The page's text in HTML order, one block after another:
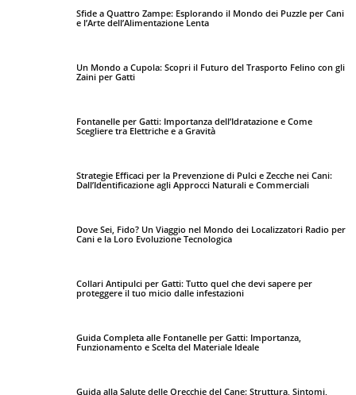
Sfide a Quattro Zampe: Esplorando il Mondo dei Puzzle per Cani
e l’Arte dell’Alimentazione Lenta
Un Mondo a Cupola: Scopri il Futuro del Trasporto Felino con gli
Zaini per Gatti
Fontanelle per Gatti: Importanza dell’Idratazione e Come
Scegliere tra Elettriche e a Gravità
Strategie Efficaci per la Prevenzione di Pulci e Zecche nei Cani:
Dall’Identificazione agli Approcci Naturali e Commerciali
Dove Sei, Fido? Un Viaggio nel Mondo dei Localizzatori Radio per
Cani e la Loro Evoluzione Tecnologica
Collari Antipulci per Gatti: Tutto quel che devi sapere per
proteggere il tuo micio dalle infestazioni
Guida Completa alle Fontanelle per Gatti: Importanza,
Funzionamento e Scelta del Materiale Ideale
Guida alla Salute delle Orecchie del Cane: Struttura, Sintomi,